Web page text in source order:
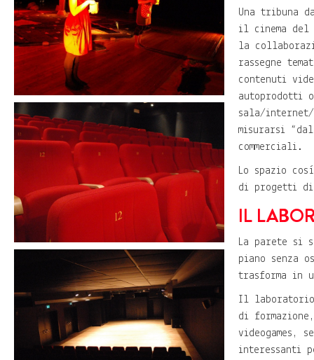
Una tribuna
il cinema del
la
rassegne
contenuti
autoprodotti
sala/
misurarsi
commerciali.
Lo spazio
di progetti
IL
La parete si
piano senza
trasforma in
Il laboratorio
di
videogames,
interessanti